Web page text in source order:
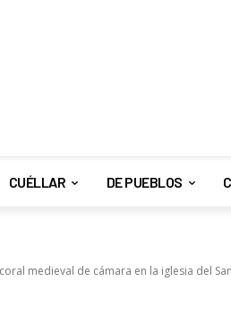
CUÉLLAR DE PUEBLOS
medieval de cámara en la iglesia del